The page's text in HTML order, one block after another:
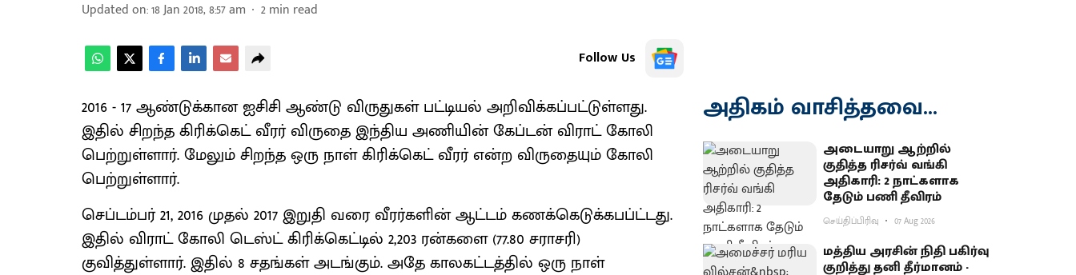
Updated on:18 Jan 2018, 8:57 am 2min read
Follow Us
2016 - 17 ஆண்டுக்கான ஐசிசி ஆண்டு விருதுகள் பட்டியல் அறிவிக்கப்பட்டுள்ளது.
இதில் சிறந்த கிரிக்கெட் வீரர் விருதை இந்திய அணியின் கேப்டன் விராட் கோலி
பெற்றுள்ளார். மேலும் சிறந்த ஒரு நாள் கிரிக்கெட் வீரர் என்ற விருதையும் கோலி
பெற்றுள்ளார்.
செப்டம்பர் 21, 2016 முதல் 2017 இறுதி வரை வீரர்களின் ஆட்டம் கணக்கெடுக்கபப்ட்டது.
இதில் விராட் கோலி டெஸ்ட் கிரிக்கெட்டில் 2,203 ரன்களை (77.80 சராசரி)
குவித்துள்ளார். இதில் 8 சதங்கள் அடங்கும். அதே காலகட்டத்தில் ஒரு நாள்
அதிகம் வாசித்தவை...
அடையாறு ஆற்றில்
குதித்த ரிசர்வ் வங்கி
அதிகாரி: 2 நாட்களாக
தேடும் பணி தீவிரம்
செய்திப்பிரிவு 07 Aug 2026
மத்திய அரசின் நிதி பகிர்வு
குறித்து தனி தீர்மானம் -